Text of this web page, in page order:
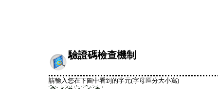
驗證碼檢查機制
請輸入您在下圖中看到的字元(字母區分大小寫)